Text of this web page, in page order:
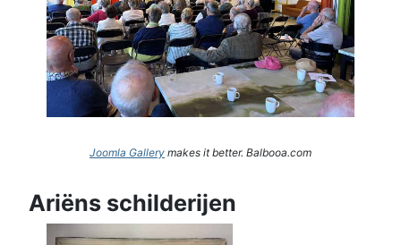
Joomla Gallery makes it better. Balbooa.com
Ariëns schilderijen